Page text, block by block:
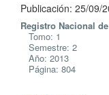
Publicación: 25/09/
Registro Nacional
Tomo: 1
Semestre: 2
Año: 2013
Página: 804